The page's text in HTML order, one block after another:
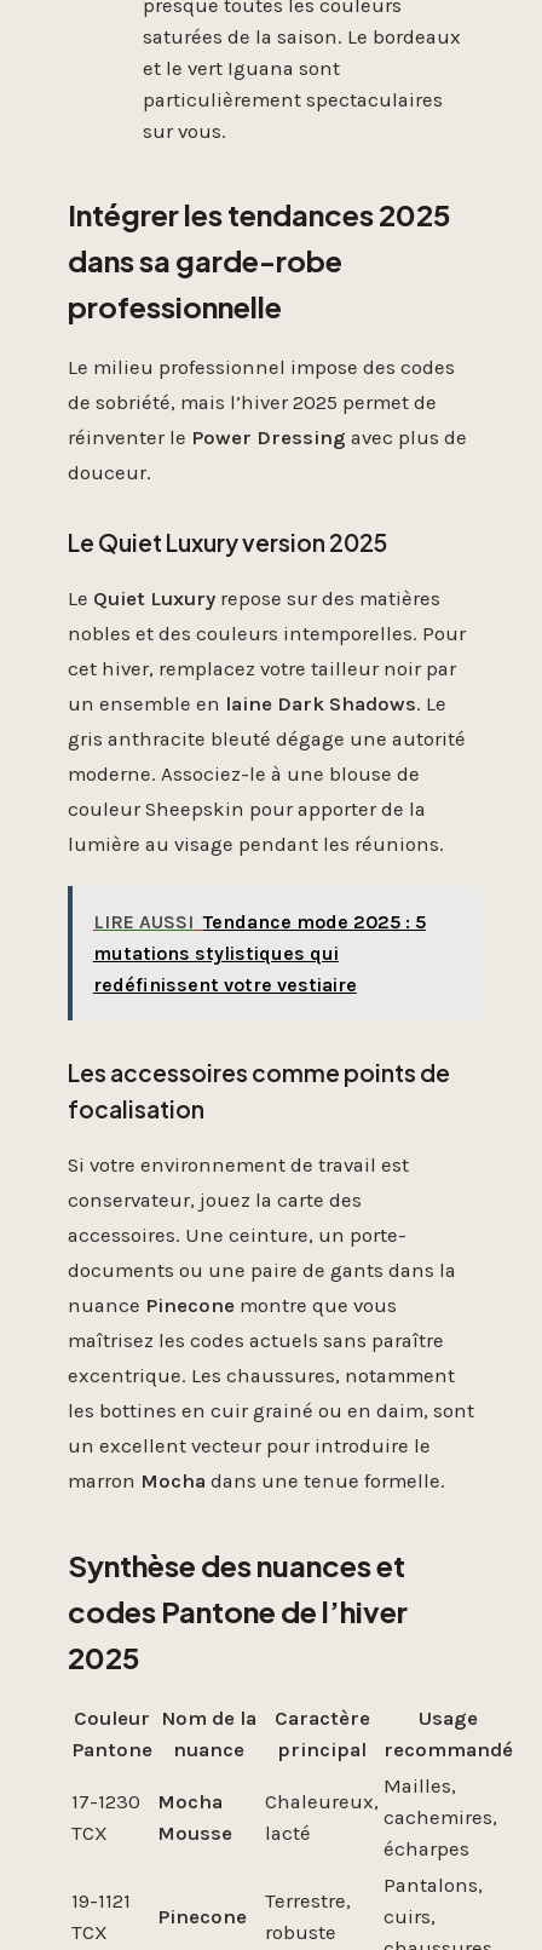
presque toutes les couleurs
saturées de la saison. Le bordeaux
et le vert Iguana sont
particulièrement spectaculaires
sur vous.
Intégrer les tendances 2025
dans sa garde-robe
professionnelle
Le milieu professionnel impose des codes
de sobriété, mais l’hiver 2025 permet de
réinventer le Power Dressing avec plus de
douceur.
Le Quiet Luxury version 2025
Le Quiet Luxury repose sur des matières
nobles et des couleurs intemporelles. Pour
cet hiver, remplacez votre tailleur noir par
un ensemble en laine Dark Shadows. Le
gris anthracite bleuté dégage une autorité
moderne. Associez-le à une blouse de
couleur Sheepskin pour apporter de la
lumière au visage pendant les réunions.
LIRE AUSSI Tendance mode 2025 : 5
mutations stylistiques qui
redéfinissent votre vestiaire
Les accessoires comme points de
focalisation
Si votre environnement de travail est
conservateur, jouez la carte des
accessoires. Une ceinture, un porte-
documents ou une paire de gants dans la
nuance Pinecone montre que vous
maîtrisez les codes actuels sans paraître
excentrique. Les chaussures, notamment
les bottines en cuir grainé ou en daim, sont
un excellent vecteur pour introduire le
marron Mocha dans une tenue formelle.
Synthèse des nuances et
codes Pantone de l’hiver
2025
Couleur
Pantone
Nom de la
nuance
Caractère
principal
Usage
recommandé
17-1230
TCX
Mocha
Mousse
Chaleureux,
lacté
Mailles,
cachemires,
écharpes
19-1121
TCX
Pinecone
Terrestre,
robuste
Pantalons,
cuirs,